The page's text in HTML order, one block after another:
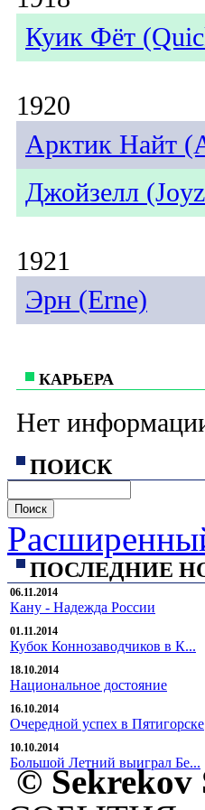
Куик Фёт
1920
Арктик Найт
Джойзелл
1921
Эрн (Erne)
КАРЬЕРА
Нет
ПОИСК
ПОСЛЕДНИЕ
06.11.2014
Кану - Надежда России
01.11.2014
Кубок Коннозаводчиков в К...
18.10.2014
Национальное достояние
16.10.2014
Очередной успех в Пятигорске
10.10.2014
Большой Летний выиграл Бе...
© Sekrekov